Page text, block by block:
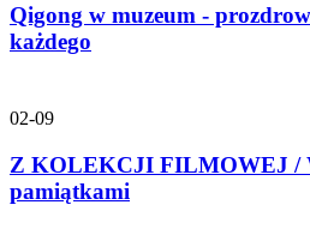
Qigong w muzeum -
każdego
02-09
Z KOLEKCJI FILMOWEJ /
pamiątkami